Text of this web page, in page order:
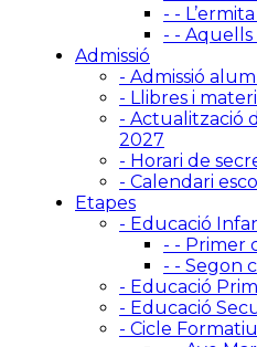
- -
- - Aquells
Admissió
- Admissió
- Llibres i
- Actualització
2027
- Horari de
- Calendari
Etapes
- Educació
- - Primer
- - Segon
- Educació
- Educació
- Cicle